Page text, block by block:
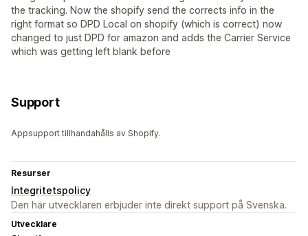
the tracking. Now the shopify send the corrects info in the
right format so DPD Local on shopify (which is correct) now
changed to just DPD for amazon and adds the Carrier Service
which was getting left blank before
Support
Appsupport tillhandahålls av Shopify.
Resurser
Integritetspolicy
Den här utvecklaren erbjuder inte direkt support på Svenska.
Utvecklare